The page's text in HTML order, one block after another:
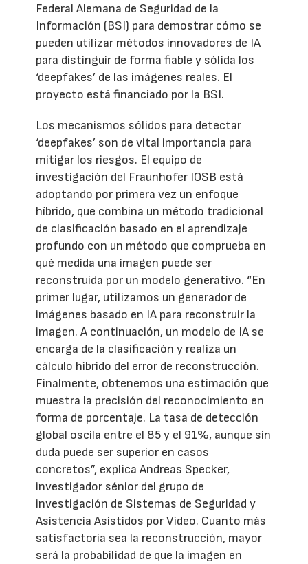
Federal Alemana de Seguridad de la
Información (BSI) para demostrar cómo se
pueden utilizar métodos innovadores de IA
para distinguir de forma fiable y sólida los
‘deepfakes’ de las imágenes reales. El
proyecto está financiado por la BSI.
Los mecanismos sólidos para detectar
‘deepfakes’ son de vital importancia para
mitigar los riesgos. El equipo de
investigación del Fraunhofer IOSB está
adoptando por primera vez un enfoque
híbrido, que combina un método tradicional
de clasificación basado en el aprendizaje
profundo con un método que comprueba en
qué medida una imagen puede ser
reconstruida por un modelo generativo. “En
primer lugar, utilizamos un generador de
imágenes basado en IA para reconstruir la
imagen. A continuación, un modelo de IA se
encarga de la clasificación y realiza un
cálculo híbrido del error de reconstrucción.
Finalmente, obtenemos una estimación que
muestra la precisión del reconocimiento en
forma de porcentaje. La tasa de detección
global oscila entre el 85 y el 91%, aunque sin
duda puede ser superior en casos
concretos”, explica Andreas Specker,
investigador sénior del grupo de
investigación de Sistemas de Seguridad y
Asistencia Asistidos por Vídeo. Cuanto más
satisfactoria sea la reconstrucción, mayor
será la probabilidad de que la imagen en